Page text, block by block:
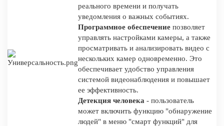
реального времени и получать
уведомления о важных событиях.
Программное обеспечение позволяет
управлять настройками камеры, а также
просматривать и анализировать видео с
нескольких камер одновременно. Это
обеспечивает удобство управления
системой видеонаблюдения и повышает
ее эффективность.
Детекция человека - пользователь
может включить функцию "обнаружение
людей" в меню "смарт функций" для